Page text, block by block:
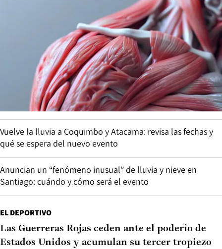
Vuelve la lluvia a Coquimbo y Atacama: revisa las fechas y
qué se espera del nuevo evento
Anuncian un “fenómeno inusual” de lluvia y nieve en
Santiago: cuándo y cómo será el evento
EL DEPORTIVO
Las Guerreras Rojas ceden ante el poderío de
Estados Unidos y acumulan su tercer tropiezo